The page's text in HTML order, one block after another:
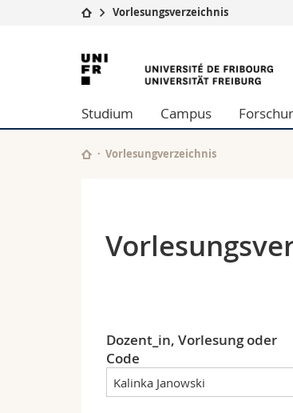
Universität
Studium
Forschung
Universität
Weiterbildung
Vorlesungsverzeichnis
Universität
Freiburg
Studium Campus
Vorlesungverzeichnis
Dozent_in, Vorlesung oder
Code